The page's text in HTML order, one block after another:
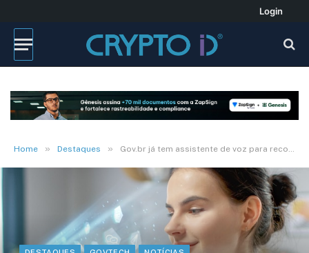
Login
Home » Destaques » Gov.br já tem assistente de voz para reconhecimento facial